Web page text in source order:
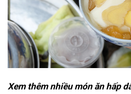
Xem thêm nhiều món ăn hấp